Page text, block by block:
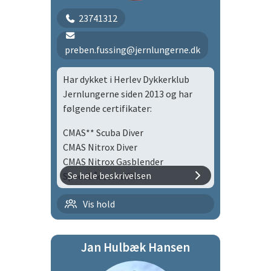
23741312
preben.fussing@jernlungerne.dk
Har dykket i Herlev Dykkerklub
Jernlungerne siden 2013 og har
følgende certifikater:
CMAS** Scuba Diver
CMAS Nitrox Diver
CMAS Nitrox Gasblender
Speedbådscertifikat
Jeg er uddannelsesansvarlig i
arbejder på at holde en rød tråd i
forhold til hvilke typer af dykker
Se hele beskrivelsen
Vis hold
Tirsdagsholdet
Jan Hulbæk Hansen